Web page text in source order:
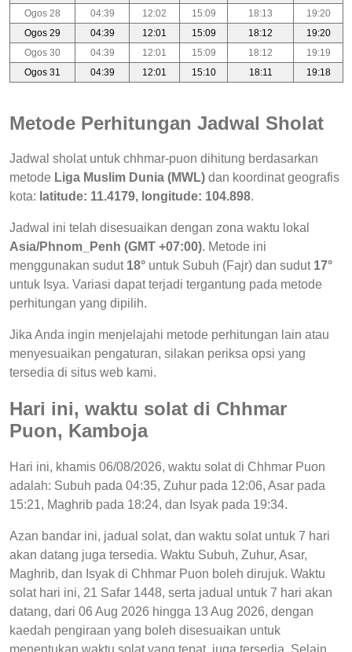
Ogos 28
04:39 12:02 15:09 18:13
19:20
Ogos 29
04:39 12:01 15:09 18:12
19:20
Ogos 30
04:39 12:01 15:09 18:12
19:19
Ogos 31
04:39 12:01 15:10 18:11 19:18
Metode Perhitungan Jadwal Sholat
Jadwal sholat untuk chhmar-puon dihitung berdasarkan
metode Liga Muslim Dunia (MWL) dan koordinat geografis
kota: latitude: 11.4179, longitude: 104.898.
Jadwal ini telah disesuaikan dengan zona waktu lokal
Asia/Phnom_Penh (GMT +07:00). Metode ini
menggunakan sudut 18° untuk Subuh (Fajr) dan sudut 17°
untuk Isya. Variasi dapat terjadi tergantung pada metode
perhitungan yang dipilih.
Jika Anda ingin menjelajahi metode perhitungan lain atau
menyesuaikan pengaturan, silakan periksa opsi yang
tersedia di situs web kami.
Hari ini, waktu solat di Chhmar
Puon, Kamboja
Hari ini, khamis 06/08/2026, waktu solat di Chhmar Puon
adalah: Subuh pada 04:35, Zuhur pada 12:06, Asar pada
15:21, Maghrib pada 18:24, dan Isyak pada 19:34.
Azan bandar ini, jadual solat, dan waktu solat untuk 7 hari
akan datang juga tersedia. Waktu Subuh, Zuhur, Asar,
Maghrib, dan Isyak di Chhmar Puon boleh dirujuk. Waktu
solat hari ini, 21 Safar 1448, serta jadual untuk 7 hari akan
datang, dari 06 Aug 2026 hingga 13 Aug 2026, dengan
kaedah pengiraan yang boleh disesuaikan untuk